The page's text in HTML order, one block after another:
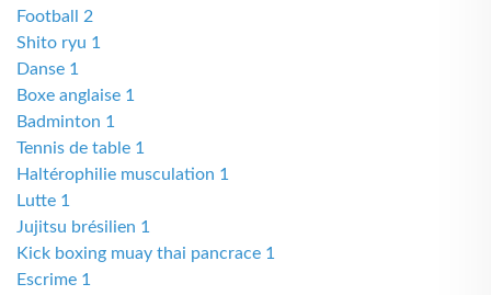
Football 2
Shito ryu 1
Danse 1
Boxe anglaise 1
Badminton 1
Tennis de table 1
Haltérophilie musculation 1
Lutte 1
Jujitsu brésilien 1
Kick boxing muay thai pancrace 1
Escrime 1